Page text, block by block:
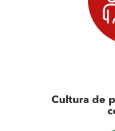
Cultura de